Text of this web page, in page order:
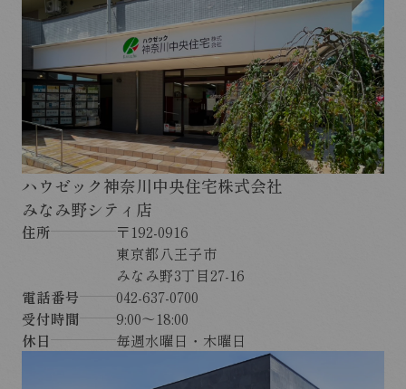
ハウゼック神奈川中央住宅株式会社
みなみ野シティ店
住所
〒192-0916
東京都八王子市
みなみ野3丁目27-16
電話番号
042-637-0700
受付時間
9:00～18:00
休日
毎週水曜日・木曜日